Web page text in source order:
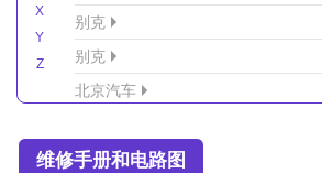
X
Y
Z
别克
别克
北京汽车
北京越野车
维修手册和电路图